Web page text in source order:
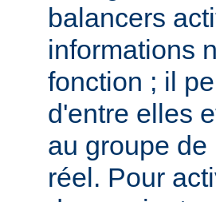
balancers
informations
fonction ; il
d'entre elles
au groupe
réel. Pour